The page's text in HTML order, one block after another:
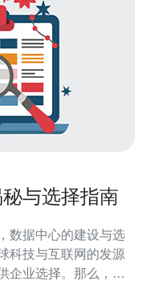
与选择指南
数据中心的建设与选
科技与互联网的发源
企业选择。那么，如